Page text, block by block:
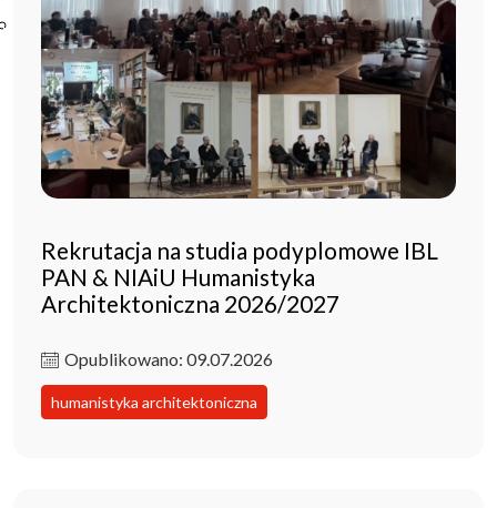
Poczta ibl.waw.pl
Kontakt
Rekrutacja na studia podyplomowe IBL
PAN & NIAiU Humanistyka
Architektoniczna 2026/2027
Opublikowano: 09.07.2026
humanistyka architektoniczna